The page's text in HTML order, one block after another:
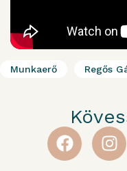
Munkaerő Regős